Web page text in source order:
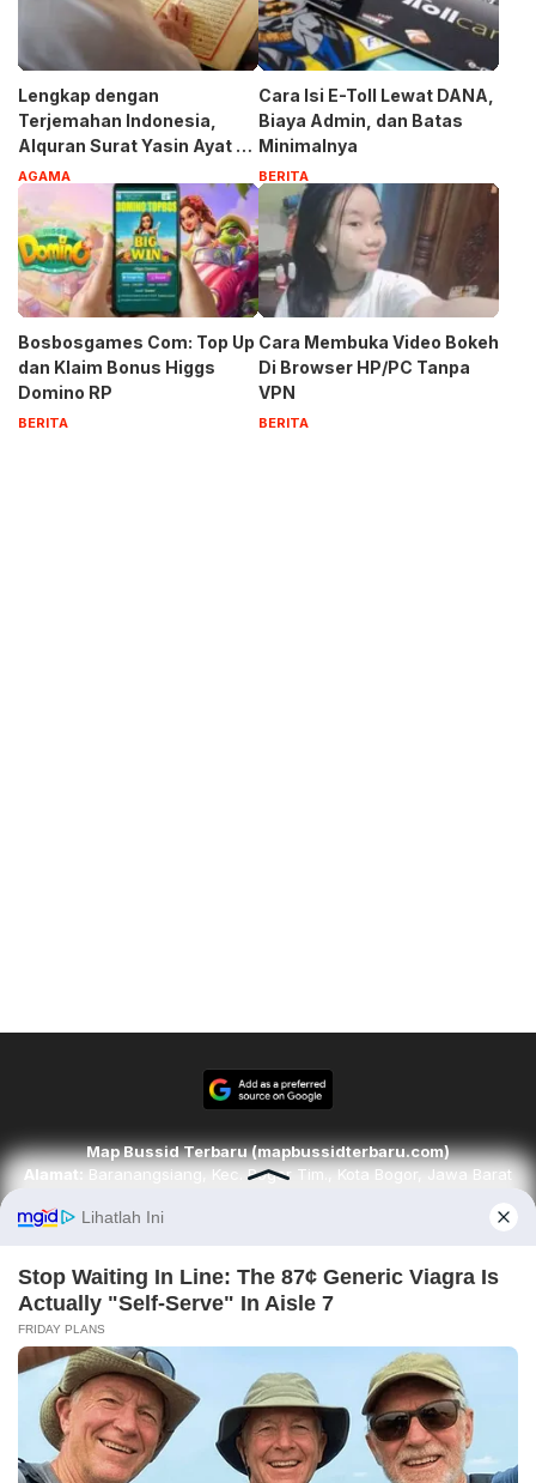
Lengkap dengan
Terjemahan Indonesia,
Alquran Surat Yasin Ayat 1-
83
AGAMA
Cara Isi E-Toll Lewat DANA,
Biaya Admin, dan Batas
Minimalnya
BERITA
Bosbosgames Com: Top Up
dan Klaim Bonus Higgs
Domino RP
BERITA
Cara Membuka Video Bokeh
Di Browser HP/PC Tanpa
VPN
BERITA
Map Bussid Terbaru (mapbussidterbaru.com)
Alamat: Baranangsiang, Kec. Bogor Tim., Kota Bogor, Jawa Barat
Email:
Ikuti kami di
Tim Redaksi Kode Etik Pedoman Media Siber
Karir
Disclaimer
Contact About
Copyright © 2026. mapbussidterbaru.com. All rights reserved